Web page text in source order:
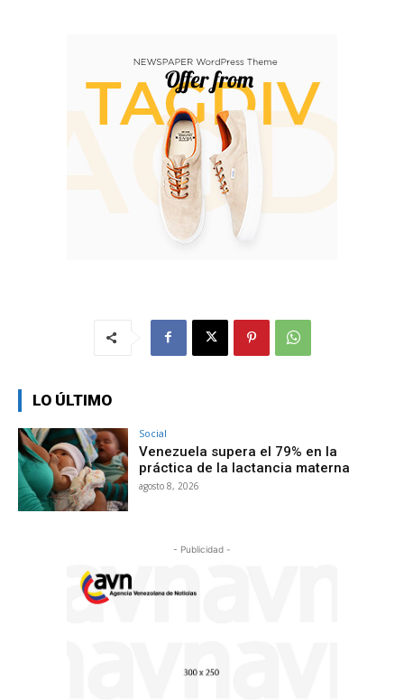
LO ÚLTIMO
Social
Venezuela supera el 79% en la
práctica de la lactancia materna
agosto 8, 2026
- Publicidad -